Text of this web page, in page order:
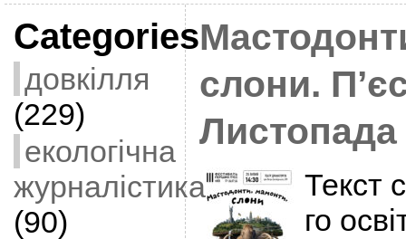
Categories
довкілля
(229)
екологічна
журналістика
(90)
слони.
Листопада
Текст
го